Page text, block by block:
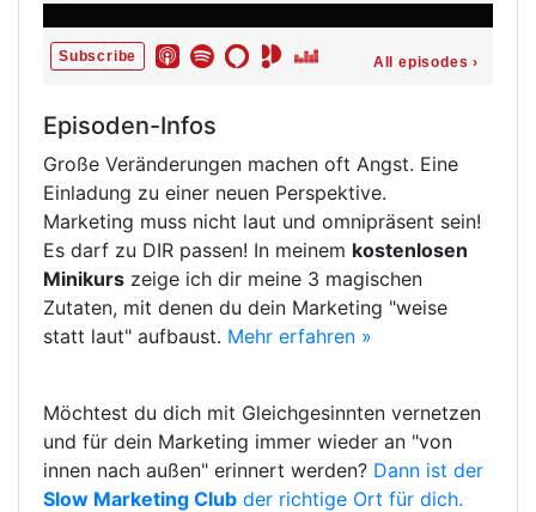
Episoden-Infos
Große Veränderungen machen oft Angst. Eine
Einladung zu einer neuen Perspektive.
Marketing muss nicht laut und omnipräsent sein!
Es darf zu DIR passen! In meinem kostenlosen
Minikurs zeige ich dir meine 3 magischen
Zutaten, mit denen du dein Marketing "weise
statt laut" aufbaust. Mehr erfahren »
Möchtest du dich mit Gleichgesinnten vernetzen
und für dein Marketing immer wieder an "von
innen nach außen" erinnert werden? Dann ist der
Slow Marketing Club der richtige Ort für dich.